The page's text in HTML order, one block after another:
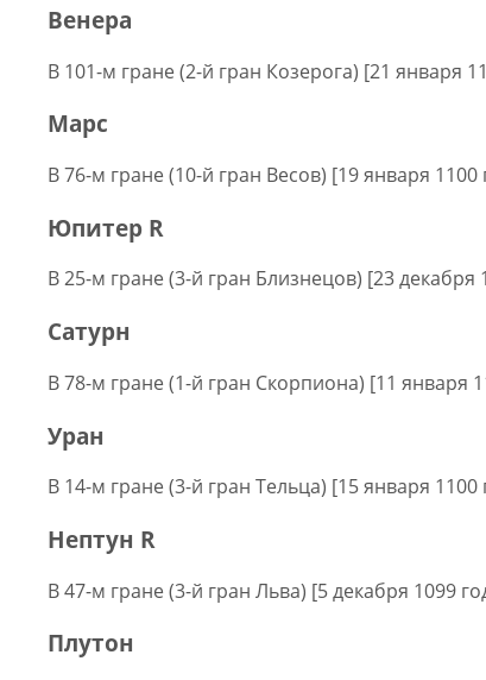
Венера
В 101-м гране (2-й гран Козерога) [21 января
Марс
В 76-м гране (10-й гран Весов) [19 января
Юпитер R
В 25-м гране (3-й гран Близнецов) [23
Сатурн
В 78-м гране (1-й гран Скорпиона) [11 января
Уран
В 14-м гране (3-й гран Тельца) [15 января
Нептун R
В 47-м гране (3-й гран Льва) [5 декабря 1099
Плутон